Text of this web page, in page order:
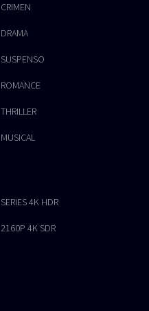
CRIMEN
DRAMA
SUSPENSO
ROMANCE
THRILLER
MUSICAL
SERIES 4K HDR
2160P 4K SDR